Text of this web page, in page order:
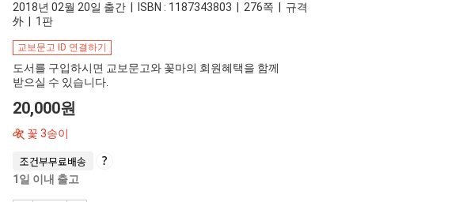
2018년 02월 20일 출간 | ISBN : 1187343803 | 276쪽 | 규격
外 | 1판
교보문고 ID 연결하기
도서를 구입하시면 교보문고와 꽃마의 회원혜택을 함께
받으실 수 있습니다.
20,000원
꽃 3송이
조건부무료배송
1일 이내 출고